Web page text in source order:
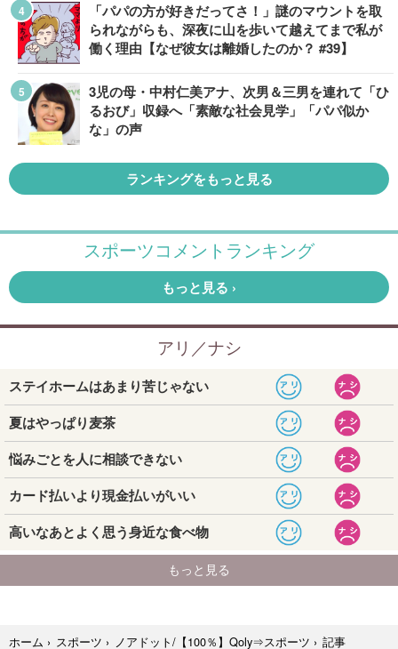
「パパの方が好きだってさ！」謎のマウントを取
られながらも、深夜に山を歩いて越えてまで私が
働く理由【なぜ彼女は離婚したのか？ #39】
3児の母・中村仁美アナ、次男＆三男を連れて「ひ
るおび」収録へ「素敵な社会見学」「パパ似か
な」の声
ランキングをもっと見る
ホーム › スポーツ › ノアドット/【100％】Qoly⇒スポーツ › 記事